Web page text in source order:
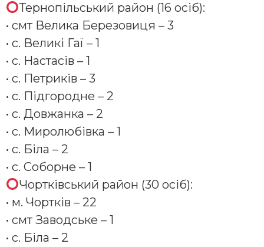
Тернопільський район (16 осіб):
• смт Велика Березовиця – 3
• с. Великі Гаї – 1
• с. Настасів – 1
• с. Петриків – 3
• с. Підгородне – 2
• с. Довжанка – 2
• с. Миролюбівка – 1
• с. Біла – 2
• с. Соборне – 1
Чортківський район (30 осіб):
• м. Чортків – 22
• смт Заводське – 1
• с. Біла – 2